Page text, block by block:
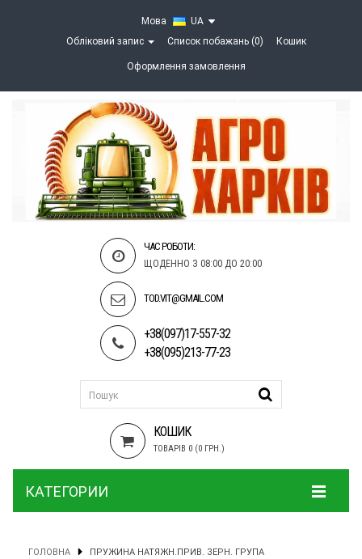
Мова
UA
Обліковий запис
Список побажань (0) Кошик
Оформлення замовлення
ЧАС РОБОТИ:
ЩОДЕННО З 08:00 ДО 20:00
TOD.VIT@GMAIL.COM
+38(097)17-557-32
+38(095)213-77-23
КОШИК
ТОВАРІВ 0 (0 ГРН.)
КАТЕГОРИИ
ГОЛОВНА ПРУЖИНА НАТЯЖН.ПРИВ. ЗЕРН. ГРУПА